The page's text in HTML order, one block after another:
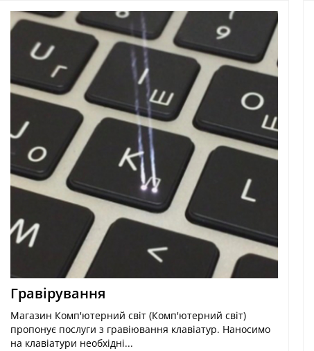
Гравірування
Магазин Комп'ютерний світ (Комп'ютерний світ)
пропонує послуги з гравіювання клавіатур. Наносимо
на клавіатури необхідні...